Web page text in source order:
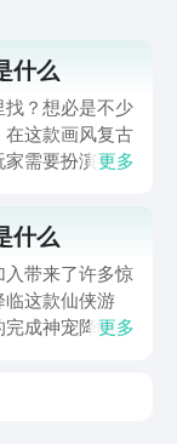
什么
？想必是不少
这款画风复古
需要扮演各类
家带来了创世
考，希望本期
兴趣的小伙伴
更多
什么
带来了许多惊
这款仙侠游
成神宠降临下
神宠降临的基
更多